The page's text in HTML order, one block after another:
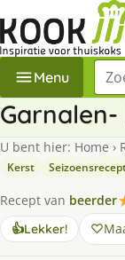
Menu
U bent hier: Home ›
Kerst
Recept van beerder
👍Lekker!